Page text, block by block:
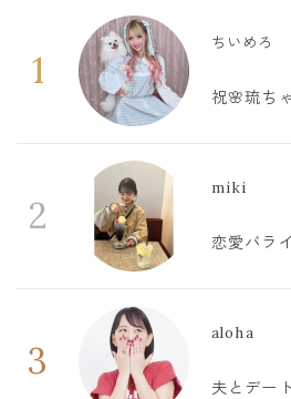
1
ちいめろ
祝🌸琉ち
2
miki
恋愛バラ
3
aloha
夫とデー